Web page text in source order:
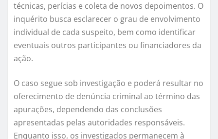
técnicas, perícias e coleta de novos depoimentos. O
inquérito busca esclarecer o grau de envolvimento
individual de cada suspeito, bem como identificar
eventuais outros participantes ou financiadores da
ação.
O caso segue sob investigação e poderá resultar no
oferecimento de denúncia criminal ao término das
apurações, dependendo das conclusões
apresentadas pelas autoridades responsáveis.
Enquanto isso, os investigados permanecem à